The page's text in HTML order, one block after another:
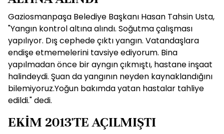
Gaziosmanpaşa Belediye Başkanı Hasan Tahsin Usta,
"Yangın kontrol altına alındı. Soğutma çalışması
yapılıyor. Dış cephede çıktı yangın. Vatandaşlara
endişe etmemelerini tavsiye ediyorum. Bina
yapılmadan önce bir ayngın çıkmıştı, hastane inşaat
halindeydi. Şuan da yangının neyden kaynaklandığını
bilemiyoruz.Yoğun bakımda yatan hastalar tahliye
edildi." dedi.
EKİM 2013'TE AÇILMIŞTI